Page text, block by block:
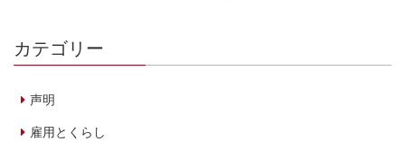
カテゴリー
声明
雇用とくらし